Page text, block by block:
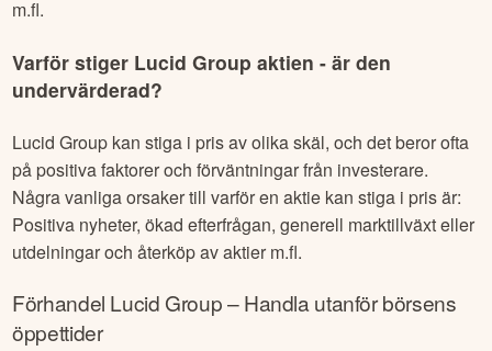
m.fl.
Varför stiger Lucid Group aktien - är den
undervärderad?
Lucid Group kan stiga i pris av olika skäl, och det beror ofta
på positiva faktorer och förväntningar från investerare.
Några vanliga orsaker till varför en aktie kan stiga i pris är:
Positiva nyheter, ökad efterfrågan, generell marktillväxt eller
utdelningar och återköp av aktier m.fl.
Förhandel Lucid Group– Handla utanför börsens
öppettider